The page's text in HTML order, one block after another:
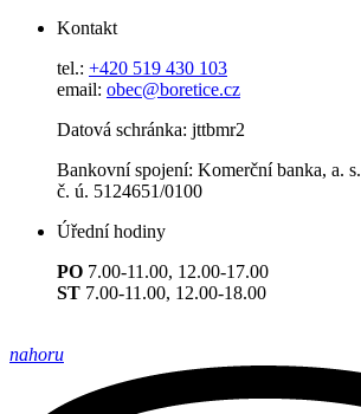
Kontakt
tel.: +420 519 430 103
email: obec@boretice.cz
Datová schránka: jttbmr2
Bankovní spojení: Komerční banka, a. s.
č. ú. 5124651/0100
Úřední hodiny
PO 7.00-11.00, 12.00-17.00
ST 7.00-11.00, 12.00-18.00
nahoru